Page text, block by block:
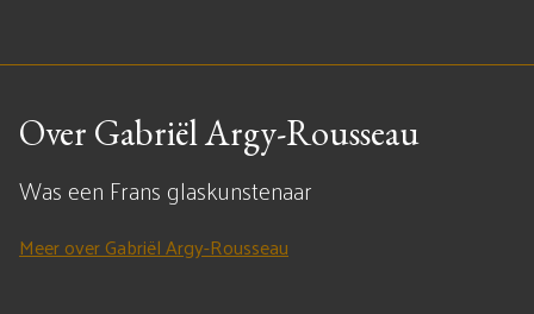
Over Gabriël Argy-Rousseau
Was een Frans glaskunstenaar
Meer over Gabriël Argy-Rousseau